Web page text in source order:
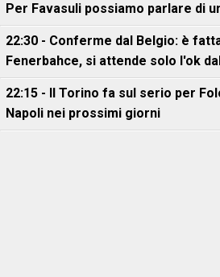
Per Favasuli possiamo parlare di
22:30 - Conferme dal Belgio: è
Fenerbahce, si attende solo l'ok
22:15 - Il Torino fa sul serio per
Napoli nei prossimi giorni